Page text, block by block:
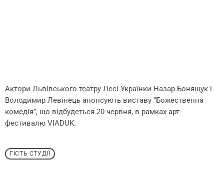
Актори Львівського театру Лесі Українки Назар Бонящук і
Володимир Левінець анонсують виставу “Божественна
комедія”, що відбудеться 20 червня, в рамках арт-
фестивалю VIADUK.
ГІСТЬ СТУДІЇ